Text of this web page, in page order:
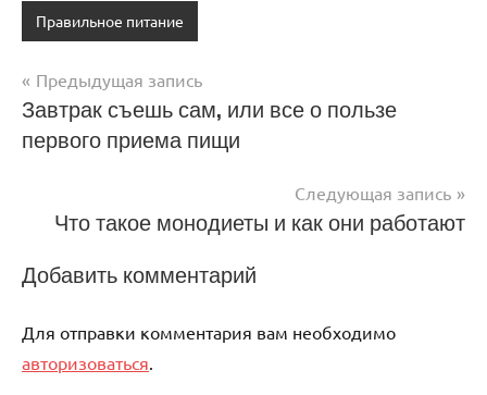
Правильное питание
Навигация
по
Предыдущая запись
Завтрак съешь сам, или все о пользе
первого приема пищи
Следующая запись
Что такое монодиеты и как они работают
Добавить комментарий
Для отправки комментария вам необходимо
авторизоваться